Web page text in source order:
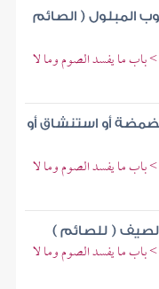
المبلول ( الصائم
> باب ما يفسد الصوم وما لا
أو استنشاق أو
> باب ما يفسد الصوم وما لا
( للصائم )
> باب ما يفسد الصوم وما لا